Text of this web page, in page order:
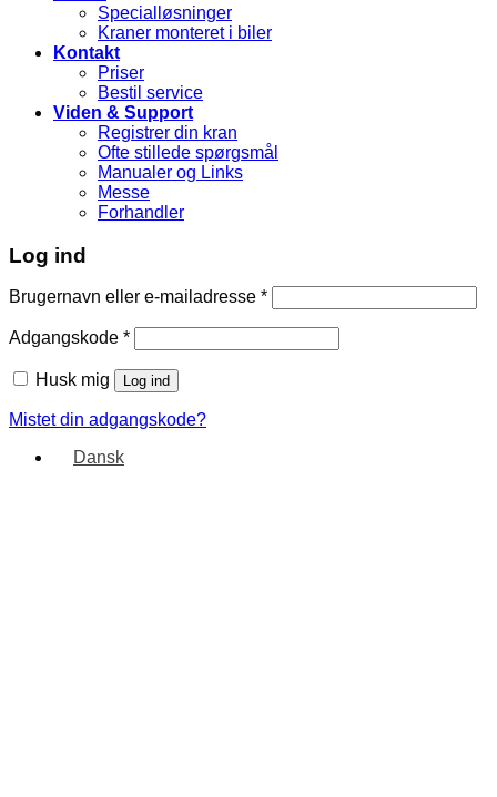
Specialløsninger
Kraner monteret i biler
Kontakt
Priser
Bestil service
Viden & Support
Registrer din kran
Ofte stillede spørgsmål
Manualer og Links
Messe
Forhandler
Log ind
Brugernavn eller e-mailadresse *
Adgangskode *
Husk mig Log ind
Mistet din adgangskode?
Dansk